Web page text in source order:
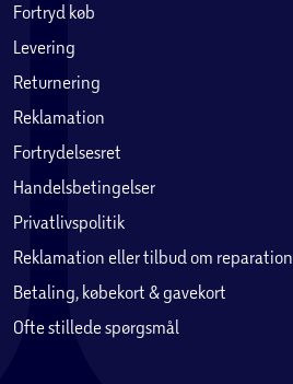
Fortryd køb
Levering
Returnering
Reklamation
Fortrydelsesret
Handelsbetingelser
Privatlivspolitik
Reklamation eller tilbud om reparation
Betaling, købekort & gavekort
Ofte stillede spørgsmål